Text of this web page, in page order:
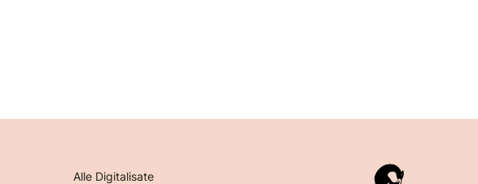
Alle Digitalisate